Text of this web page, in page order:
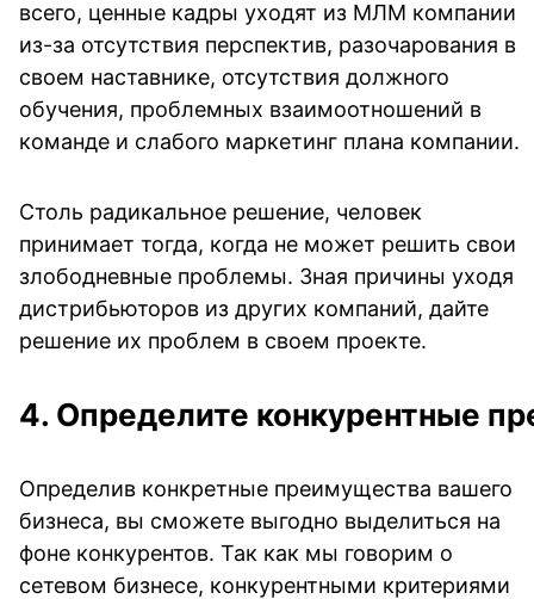
всего, ценные кадры уходят из МЛМ компании
из-за отсутствия перспектив, разочарования в
своем наставнике, отсутствия должного
обучения, проблемных взаимоотношений в
команде и слабого маркетинг плана компании.
Столь радикальное решение, человек
принимает тогда, когда не может решить свои
злободневные проблемы. Зная причины уходя
дистрибьюторов из других компаний, дайте
решение их проблем в своем проекте.
4. Определите конкурентные
Определив конкретные преимущества вашего
бизнеса, вы сможете выгодно выделиться на
фоне конкурентов. Так как мы говорим о
сетевом бизнесе, конкурентными критериями